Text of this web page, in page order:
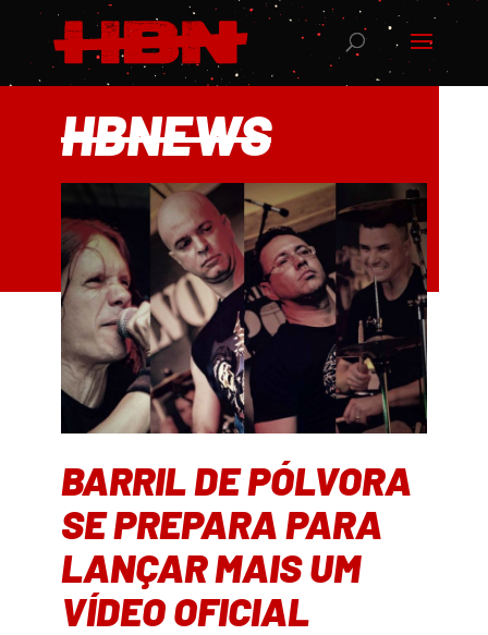
HBNEWS
BARRIL DE PÓLVORA
SE PREPARA PARA
LANÇAR MAIS UM
VÍDEO OFICIAL